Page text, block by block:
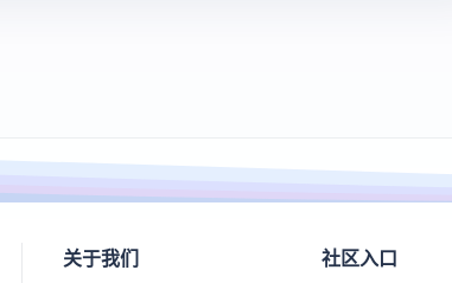
关于我们 社区入口